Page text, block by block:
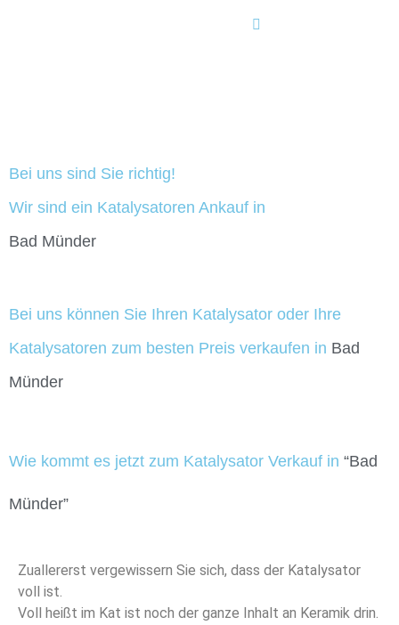
Bei uns sind Sie richtig!
Wir sind ein Katalysatoren Ankauf in
Bad Münder
Bei uns können Sie Ihren Katalysator oder Ihre
Katalysatoren zum besten Preis verkaufen in Bad
Münder
Wie kommt es jetzt zum Katalysator Verkauf in “Bad
Münder”
Zuallererst vergewissern Sie sich, dass der Katalysator
voll ist.
Voll heißt im Kat ist noch der ganze Inhalt an Keramik drin.